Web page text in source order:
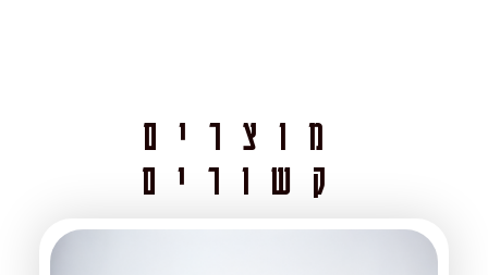
מוצרים
קשורים